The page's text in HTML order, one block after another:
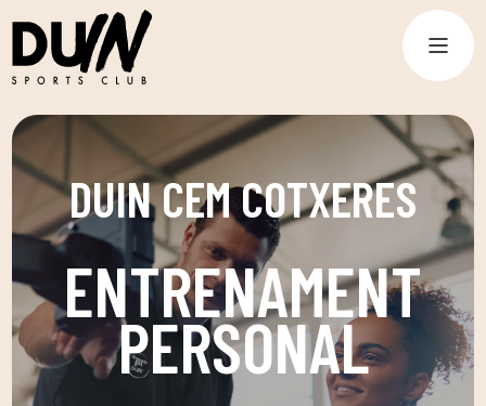
DUIN CEM COTXERES
ENTRENAMENT
PERSONAL